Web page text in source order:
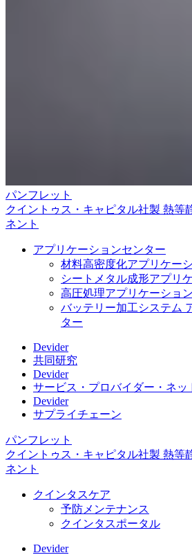
パンフレット
クイントゥス・キャピタル社製 熱等
ネント
アプリケーションセンター
材料高密度化アプリケー
シートメタル成形アプリ
高圧処理アプリケーショ
バッテリー加工システム
ター
Devider
共同研究
Devider
サービス・プロバイダー・ネッ
Devider
サプライチェーン
パンフレット
クイントゥス・キャピタル社製 熱等
ネント
クインタスケア
予防メンテナンス
クインタスポータル
Devider